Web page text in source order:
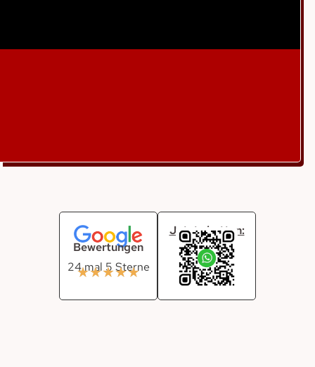
Bewertungen
24 mal 5 Sterne
★★★★★
Jetzt chatten: